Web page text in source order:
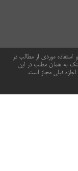
موردی از مطالب در
به همان مطلب در این
قبلی مجاز است.